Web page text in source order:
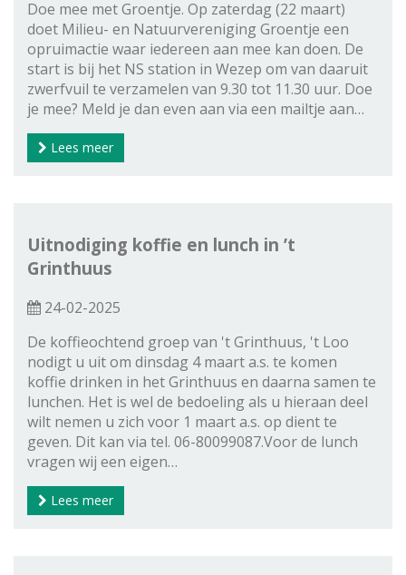
Doe mee met Groentje. Op zaterdag (22 maart)
doet Milieu- en Natuurvereniging Groentje een
opruimactie waar iedereen aan mee kan doen. De
start is bij het NS station in Wezep om van daaruit
zwerfvuil te verzamelen van 9.30 tot 11.30 uur. Doe
je mee? Meld je dan even aan via een mailtje aan…
Lees meer
Uitnodiging koffie en lunch in ’t
Grinthuus
24-02-2025
De koffieochtend groep van 't Grinthuus, 't Loo
nodigt u uit om dinsdag 4 maart a.s. te komen
koffie drinken in het Grinthuus en daarna samen te
lunchen. Het is wel de bedoeling als u hieraan deel
wilt nemen u zich voor 1 maart a.s. op dient te
geven. Dit kan via tel. 06-80099087.Voor de lunch
vragen wij een eigen…
Lees meer